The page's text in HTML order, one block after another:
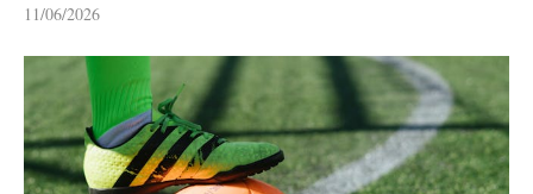
11/06/2026